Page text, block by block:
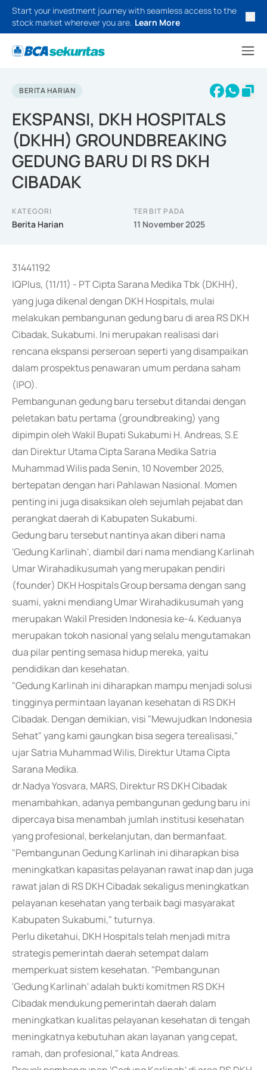
Start your investment journey with seamless access to the
stock market wherever you are. Learn More
BERITA HARIAN
EKSPANSI, DKH HOSPITALS
(DKHH) GROUNDBREAKING
GEDUNG BARU DI RS DKH
CIBADAK
KATEGORI
Berita Harian
TERBIT PADA
11 November 2025
31441192
IQPlus, (11/11) - PT Cipta Sarana Medika Tbk (DKHH),
yang juga dikenal dengan DKH Hospitals, mulai
melakukan pembangunan gedung baru di area RS DKH
Cibadak, Sukabumi. Ini merupakan realisasi dari
rencana ekspansi perseroan seperti yang disampaikan
dalam prospektus penawaran umum perdana saham
(IPO).
Pembangunan gedung baru tersebut ditandai dengan
peletakan batu pertama (groundbreaking) yang
dipimpin oleh Wakil Bupati Sukabumi H. Andreas, S.E
dan Direktur Utama Cipta Sarana Medika Satria
Muhammad Wilis pada Senin, 10 November 2025,
bertepatan dengan hari Pahlawan Nasional. Momen
penting ini juga disaksikan oleh sejumlah pejabat dan
perangkat daerah di Kabupaten Sukabumi.
Gedung baru tersebut nantinya akan diberi nama
'Gedung Karlinah', diambil dari nama mendiang Karlinah
Umar Wirahadikusumah yang merupakan pendiri
(founder) DKH Hospitals Group bersama dengan sang
suami, yakni mendiang Umar Wirahadikusumah yang
merupakan Wakil Presiden Indonesia ke-4. Keduanya
merupakan tokoh nasional yang selalu mengutamakan
dua pilar penting semasa hidup mereka, yaitu
pendidikan dan kesehatan.
"Gedung Karlinah ini diharapkan mampu menjadi solusi
tingginya permintaan layanan kesehatan di RS DKH
Cibadak. Dengan demikian, visi "Mewujudkan Indonesia
Sehat" yang kami gaungkan bisa segera terealisasi,"
ujar Satria Muhammad Wilis, Direktur Utama Cipta
Sarana Medika.
dr.Nadya Yosvara, MARS, Direktur RS DKH Cibadak
menambahkan, adanya pembangunan gedung baru ini
dipercaya bisa menambah jumlah institusi kesehatan
yang profesional, berkelanjutan, dan bermanfaat.
"Pembangunan Gedung Karlinah ini diharapkan bisa
meningkatkan kapasitas pelayanan rawat inap dan juga
rawat jalan di RS DKH Cibadak sekaligus meningkatkan
pelayanan kesehatan yang terbaik bagi masyarakat
Kabupaten Sukabumi," tuturnya.
Perlu diketahui, DKH Hospitals telah menjadi mitra
strategis pemerintah daerah setempat dalam
memperkuat sistem kesehatan. "Pembangunan
'Gedung Karlinah' adalah bukti komitmen RS DKH
Cibadak mendukung pemerintah daerah dalam
meningkatkan kualitas pelayanan kesehatan di tengah
meningkatnya kebutuhan akan layanan yang cepat,
ramah, dan profesional," kata Andreas.